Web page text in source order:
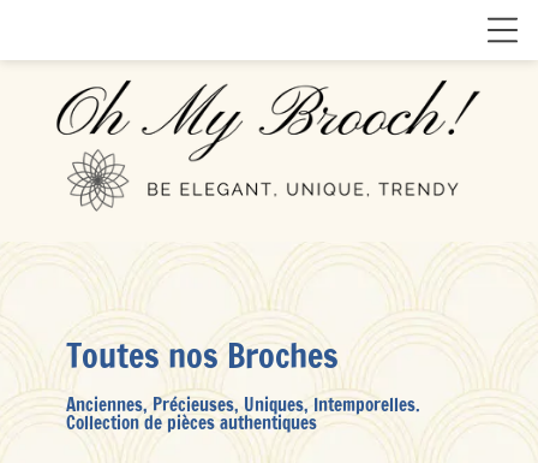
Toutes nos Broches
Anciennes, Précieuses, Uniques, Intemporelles.
Collection de pièces authentiques